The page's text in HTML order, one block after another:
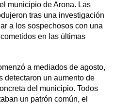
municipio de Arona. Las
tras una investigación
a los sospechosos con una
en las últimas
a mediados de agosto,
detectaron un aumento de
del municipio. Todos
un patrón común, el